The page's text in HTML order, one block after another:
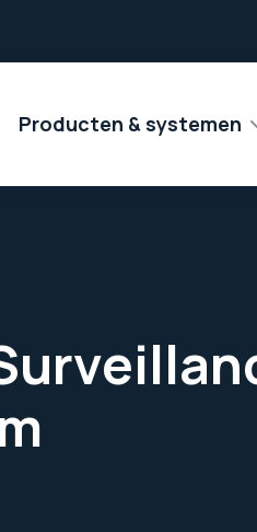
Producten & systemen